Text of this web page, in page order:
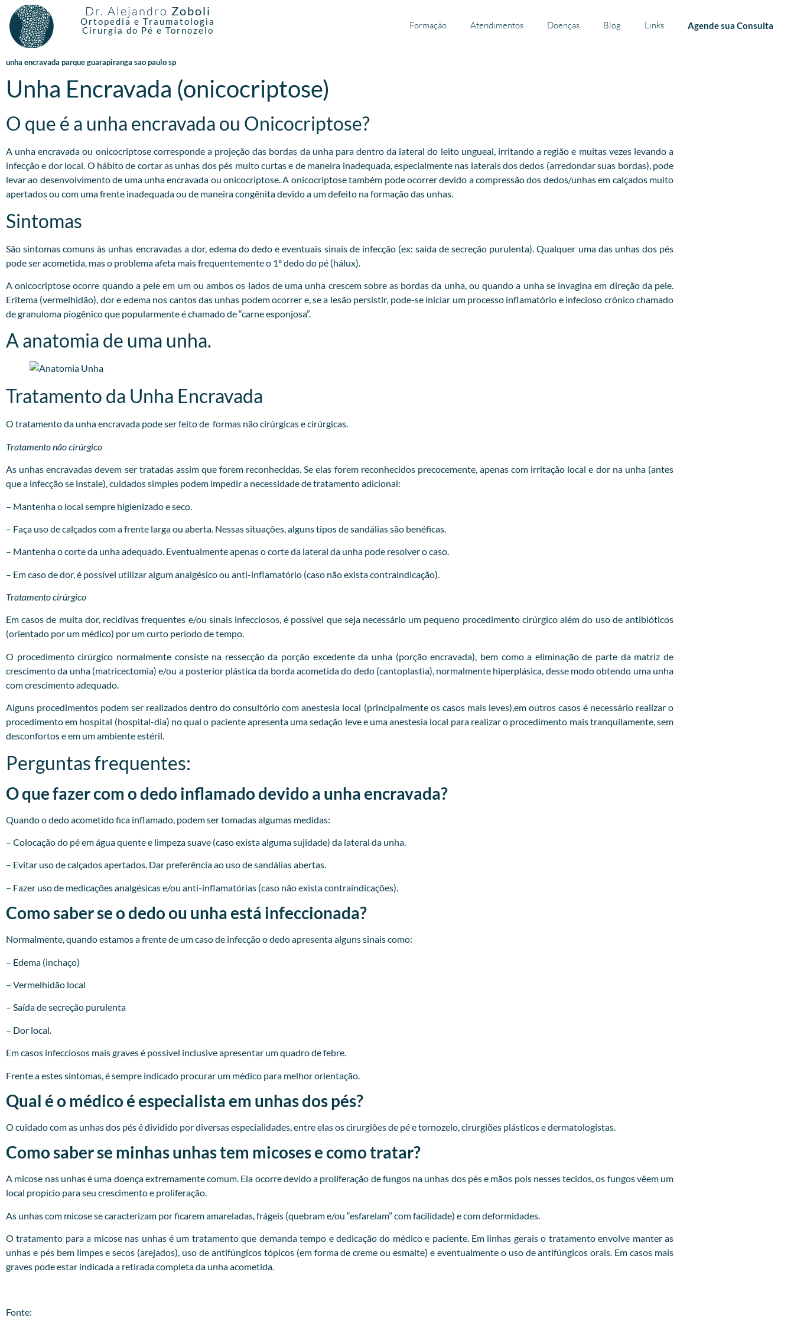
Dr. Alejandro Zoboli
Ortopedia e Traumatologia
Cirurgia do Pé e Tornozelo
Formação Atendimentos Doenças Blog Links Agende sua Consulta
unha encravada parque guarapiranga sao paulo sp
Unha Encravada (onicocriptose)
O que é a unha encravada ou Onicocriptose?
A unha encravada ou onicocriptose corresponde a projeção das bordas da unha para dentro da lateral do leito ungueal, irritando a região e muitas vezes levando a
infecção e dor local. O hábito de cortar as unhas dos pés muito curtas e de maneira inadequada, especialmente nas laterais dos dedos (arredondar suas bordas), pode
levar ao desenvolvimento de uma unha encravada ou onicocriptose. A onicocriptose também pode ocorrer devido a compressão dos dedos/unhas em calçados muito
apertados ou com uma frente inadequada ou de maneira congênita devido a um defeito na formação das unhas.
Sintomas
São sintomas comuns às unhas encravadas a dor, edema do dedo e eventuais sinais de infecção (ex: saída de secreção purulenta). Qualquer uma das unhas dos pés
pode ser acometida, mas o problema afeta mais frequentemente o 1º dedo do pé (hálux).
A onicocriptose ocorre quando a pele em um ou ambos os lados de uma unha crescem sobre as bordas da unha, ou quando a unha se invagina em direção da pele.
Eritema (vermelhidão), dor e edema nos cantos das unhas podem ocorrer e, se a lesão persistir, pode-se iniciar um processo inflamatório e infecioso crônico chamado
de granuloma piogênico que popularmente é chamado de “carne esponjosa”.
A anatomia de uma unha.
Tratamento da Unha Encravada
O tratamento da unha encravada pode ser feito de formas não cirúrgicas e cirúrgicas.
Tratamento não cirúrgico
As unhas encravadas devem ser tratadas assim que forem reconhecidas. Se elas forem reconhecidos precocemente, apenas com irritação local e dor na unha (antes
que a infecção se instale), cuidados simples podem impedir a necessidade de tratamento adicional:
– Mantenha o local sempre higienizado e seco.
– Faça uso de calçados com a frente larga ou aberta. Nessas situações, alguns tipos de sandálias são benéficas.
– Mantenha o corte da unha adequado. Eventualmente apenas o corte da lateral da unha pode resolver o caso.
– Em caso de dor, é possível utilizar algum analgésico ou anti-inflamatório (caso não exista contraindicação).
Tratamento cirúrgico
Em casos de muita dor, recidivas frequentes e/ou sinais infecciosos, é possível que seja necessário um pequeno procedimento cirúrgico além do uso de antibióticos
(orientado por um médico) por um curto período de tempo.
O procedimento cirúrgico normalmente consiste na ressecção da porção excedente da unha (porção encravada), bem como a eliminação de parte da matriz de
crescimento da unha (matricectomia) e/ou a posterior plástica da borda acometida do dedo (cantoplastia), normalmente hiperplásica, desse modo obtendo uma unha
com crescimento adequado.
Alguns procedimentos podem ser realizados dentro do consultório com anestesia local (principalmente os casos mais leves),em outros casos é necessário realizar o
procedimento em hospital (hospital-dia) no qual o paciente apresenta uma sedação leve e uma anestesia local para realizar o procedimento mais tranquilamente, sem
desconfortos e em um ambiente estéril.
Perguntas frequentes:
O que fazer com o dedo inflamado devido a unha encravada?
Quando o dedo acometido fica inflamado, podem ser tomadas algumas medidas:
– Colocação do pé em água quente e limpeza suave (caso exista alguma sujidade) da lateral da unha.
– Evitar uso de calçados apertados. Dar preferência ao uso de sandálias abertas.
– Fazer uso de medicações analgésicas e/ou anti-inflamatórias (caso não exista contraindicações).
Como saber se o dedo ou unha está infeccionada?
Normalmente, quando estamos a frente de um caso de infecção o dedo apresenta alguns sinais como:
– Edema (inchaço)
– Vermelhidão local
– Saída de secreção purulenta
– Dor local.
Em casos infecciosos mais graves é possível inclusive apresentar um quadro de febre.
Frente a estes sintomas, é sempre indicado procurar um médico para melhor orientação.
Qual é o médico é especialista em unhas dos pés?
O cuidado com as unhas dos pés é dividido por diversas especialidades, entre elas os cirurgiões de pé e tornozelo, cirurgiões plásticos e dermatologistas.
Como saber se minhas unhas tem micoses e como tratar?
A micose nas unhas é uma doença extremamente comum. Ela ocorre devido a proliferação de fungos na unhas dos pés e mãos pois nesses tecidos, os fungos vêem um
local propício para seu crescimento e proliferação.
As unhas com micose se caracterizam por ficarem amareladas, frágeis (quebram e/ou “esfarelam” com facilidade) e com deformidades.
O tratamento para a micose nas unhas é um tratamento que demanda tempo e dedicação do médico e paciente. Em linhas gerais o tratamento envolve manter as
unhas e pés bem limpes e secos (arejados), uso de antifúngicos tópicos (em forma de creme ou esmalte) e eventualmente o uso de antifúngicos orais. Em casos mais
graves pode estar indicada a retirada completa da unha acometida.
Fonte: